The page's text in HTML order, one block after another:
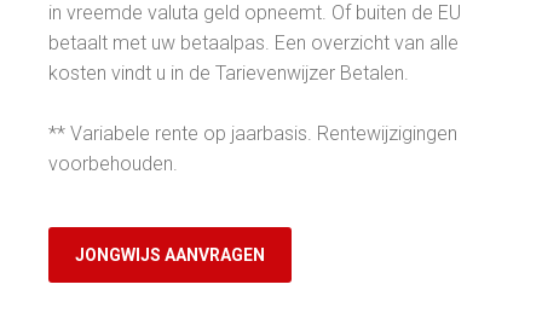
in vreemde valuta geld opneemt. Of buiten de EU
betaalt met uw betaalpas. Een overzicht van alle
kosten vindt u in de Tarievenwijzer Betalen.
** Variabele rente op jaarbasis. Rentewijzigingen
voorbehouden.
JONGWIJS AANVRAGEN